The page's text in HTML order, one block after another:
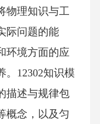
物理知识与工
际问题的能
环境方面的应
。12302知识模
描述与规律包
概念，以及匀